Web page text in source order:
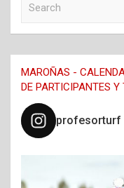
c
h
MAROÑAS -
DE PARTICIPANTES Y
profesorturf